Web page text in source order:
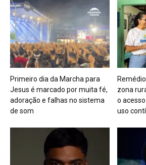
Primeiro dia da Marcha para
Jesus é marcado por muita fé,
adoração e falhas no sistema
de som
zona
o
uso